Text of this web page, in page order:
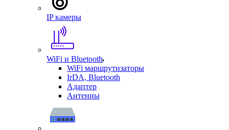
IP камеры
WiFi и Bluetooth
WiFi маршрутизаторы
IrDA, Bluetooth
Адаптер
Антенны